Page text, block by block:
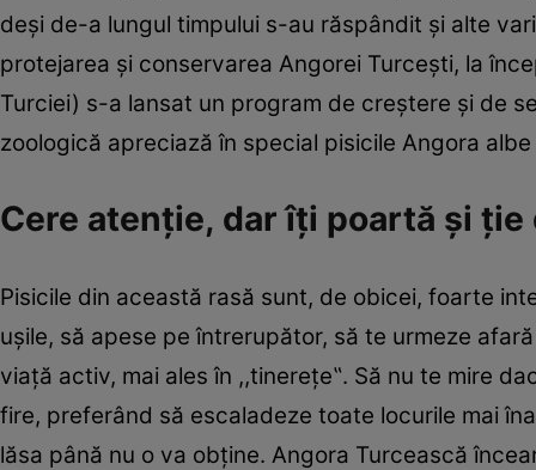
deşi de-a lungul timpului s-au răspândit şi alte
protejarea şi conservarea Angorei Turceşti, la
Turciei) s-a lansat un program de creştere şi de
zoologică apreciază în special pisicile Angora
Cere atenţie, dar îţi poartă şi ţie
Pisicile din această rasă sunt, de obicei, foarte
uşile, să apese pe întrerupător, să te urmeze
viaţă activ, mai ales în ,,tinereţe‟. Să nu te mire
fire, preferând să escaladeze toate locurile mai
lăsa până nu o va obţine. Angora Turcească